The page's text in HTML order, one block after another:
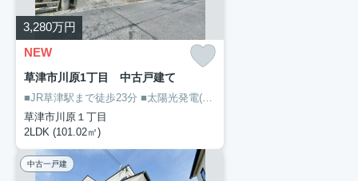
3,280万円
NEW
草津市川原1丁目 中古戸建て
■JR草津駅まで徒歩23分 ■太陽光発電(4kw)付のオール電化住宅
草津市川原１丁目
2LDK (101.02㎡)
中古一戸建